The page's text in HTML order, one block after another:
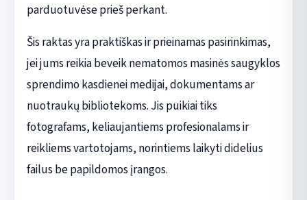
parduotuvėse prieš perkant.
Šis raktas yra praktiškas ir prieinamas pasirinkimas,
jei jums reikia beveik nematomos masinės saugyklos
sprendimo kasdienei medijai, dokumentams ar
nuotraukų bibliotekoms. Jis puikiai tiks
fotografams, keliaujantiems profesionalams ir
reikliems vartotojams, norintiems laikyti didelius
failus be papildomos įrangos.